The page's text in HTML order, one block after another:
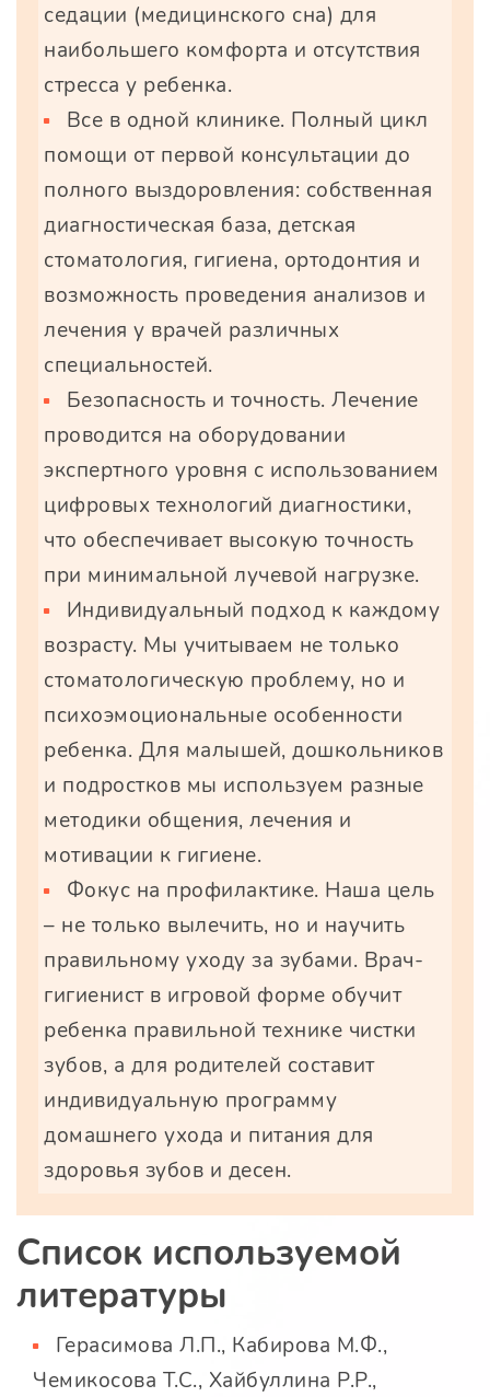
седации (медицинского сна) для
наибольшего комфорта и отсутствия
стресса у ребенка.
Все в одной клинике. Полный цикл
помощи от первой консультации до
полного выздоровления: собственная
диагностическая база, детская
стоматология, гигиена, ортодонтия и
возможность проведения анализов и
лечения у врачей различных
специальностей.
Безопасность и точность. Лечение
проводится на оборудовании
экспертного уровня с использованием
цифровых технологий диагностики,
что обеспечивает высокую точность
при минимальной лучевой нагрузке.
Индивидуальный подход к каждому
возрасту. Мы учитываем не только
стоматологическую проблему, но и
психоэмоциональные особенности
ребенка. Для малышей, дошкольников
и подростков мы используем разные
методики общения, лечения и
мотивации к гигиене.
Фокус на профилактике. Наша цель
– не только вылечить, но и научить
правильному уходу за зубами. Врач-
гигиенист в игровой форме обучит
ребенка правильной технике чистки
зубов, а для родителей составит
индивидуальную программу
домашнего ухода и питания для
здоровья зубов и десен.
Список используемой
литературы
Герасимова Л.П., Кабирова М.Ф.,
Чемикосова Т.С., Хайбуллина Р.Р.,